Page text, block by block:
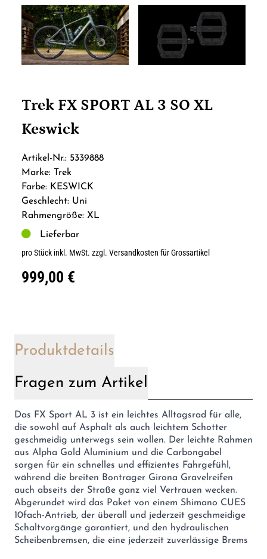
Trek FX SPORT AL 3 SO XL
Keswick
Artikel-Nr.: 5339888
Marke: Trek
Farbe: KESWICK
Geschlecht: Uni
Rahmengröße: XL
Lieferbar
pro Stück inkl. MwSt. zzgl. Versandkosten für Grossartikel
999,00 €
Produktdetails
Fragen zum Artikel
Das FX Sport AL 3 ist ein leichtes Alltagsrad für alle,
die sowohl auf Asphalt als auch leichtem Schotter
geschmeidig unterwegs sein wollen. Der leichte Rahmen
aus Alpha Gold Aluminium und die Carbongabel
sorgen für ein schnelles und effizientes Fahrgefühl,
während die breiten Bontrager Girona Gravelreifen
auch abseits der Straße ganz viel Vertrauen wecken.
Abgerundet wird das Paket von einem Shimano CUES
10fach-Antrieb, der überall und jederzeit geschmeidige
Schaltvorgänge garantiert, und den hydraulischen
Scheibenbremsen, die eine jederzeit zuverlässige Brems